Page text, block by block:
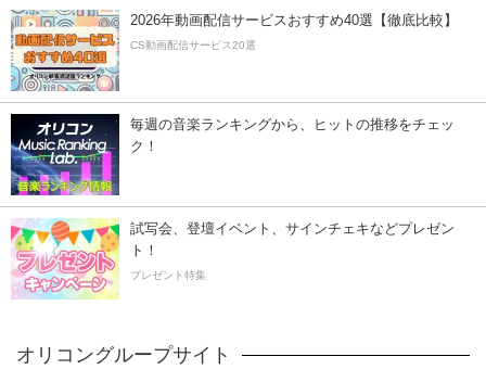
2026年動画配信サービスおすすめ40選【徹底比較】
CS動画配信サービス20選
毎週の音楽ランキングから、ヒットの推移をチェッ
ク！
試写会、登壇イベント、サインチェキなどプレゼン
ト！
プレゼント特集
オリコングループサイト